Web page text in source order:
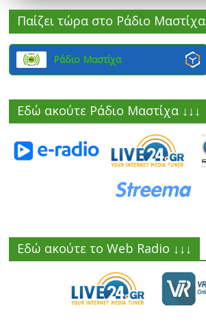
Παίζει τώρα στο Ράδιο Μαστίχα
Ράδιο Μαστίχα
Εδώ ακούτε Ράδιο Μαστίχα ↓↓↓
Εδώ ακούτε το Web Radio ↓↓↓